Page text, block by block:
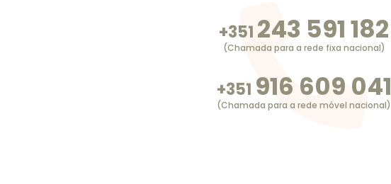
+351 243 591 182
(Chamada para a rede fixa nacional)
+351 916 609 041
(Chamada para a rede móvel nacional)
